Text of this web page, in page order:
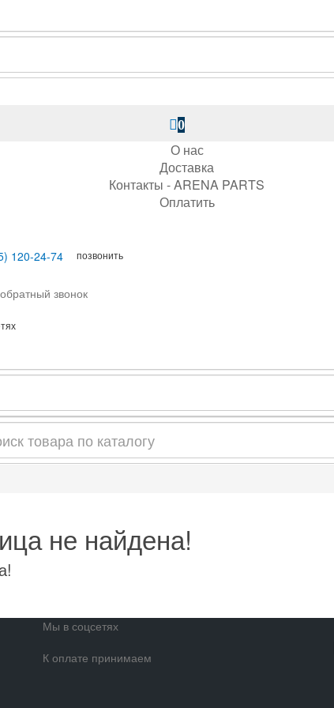
0
О нас
Доставка
Контакты - ARENA PARTS
Оплатить
120-24-74 позвонить
звонок
не найдена!
Мы в соцсетях
К оплате принимаем